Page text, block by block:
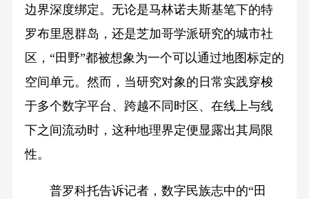
边界深度绑定。无论是马林诺夫斯基笔下的特
罗布里恩群岛，还是芝加哥学派研究的城市社
区，“田野”都被想象为一个可以通过地图标定的
空间单元。然而，当研究对象的日常实践穿梭
于多个数字平台、跨越不同时区、在线上与线
下之间流动时，这种地理界定便显露出其局限
性。
普罗科托告诉记者，数字民族志中的“田